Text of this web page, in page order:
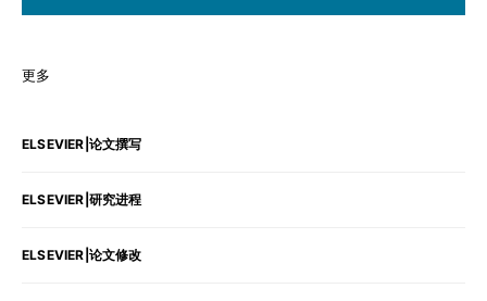
更多
ELSEVIER|论文撰写
ELSEVIER|研究进程
ELSEVIER|论文修改